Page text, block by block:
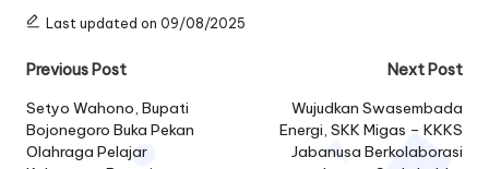
Last updated on 09/08/2025
Post
navigation
Previous Post
Setyo Wahono, Bupati
Bojonegoro Buka Pekan
Olahraga Pelajar
Next Post
Wujudkan Swasembada
Energi, SKK Migas – KKKS
Jabanusa Berkolaborasi